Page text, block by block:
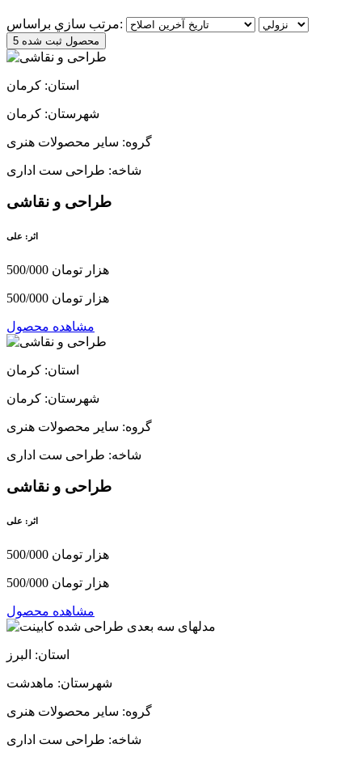
مرتب سازي براساس:
5 محصول ثبت شده
استان: کرمان
شهرستان: کرمان
گروه: سایر محصولات هنری
شاخه: طراحی ست اداری
طراحی و نقاشی
اثر: علی
500/000 هزار تومان
500/000 هزار تومان
مشاهده محصول
استان: کرمان
شهرستان: کرمان
گروه: سایر محصولات هنری
شاخه: طراحی ست اداری
طراحی و نقاشی
اثر: علی
500/000 هزار تومان
500/000 هزار تومان
مشاهده محصول
استان: البرز
شهرستان: ماهدشت
گروه: سایر محصولات هنری
شاخه: طراحی ست اداری